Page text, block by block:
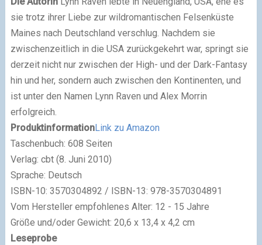
sie trotz ihrer Liebe zur wildromantischen Felsenküste
Maines nach Deutschland verschlug. Nachdem sie
zwischenzeitlich in die USA zurückgekehrt war, springt sie
derzeit nicht nur zwischen der High- und der Dark-Fantasy
hin und her, sondern auch zwischen den Kontinenten, und
ist unter den Namen Lynn Raven und Alex Morrin
erfolgreich.
ProduktinformationLink zu Amazon
Taschenbuch: 608 Seiten
Verlag: cbt (8. Juni 2010)
Sprache: Deutsch
ISBN-10: 3570304892 / ISBN-13: 978-3570304891
Vom Hersteller empfohlenes Alter: 12 - 15 Jahre
Größe und/oder Gewicht: 20,6 x 13,4 x 4,2 cm
Leseprobe